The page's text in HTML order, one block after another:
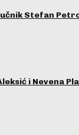
Stefan
i Nevena